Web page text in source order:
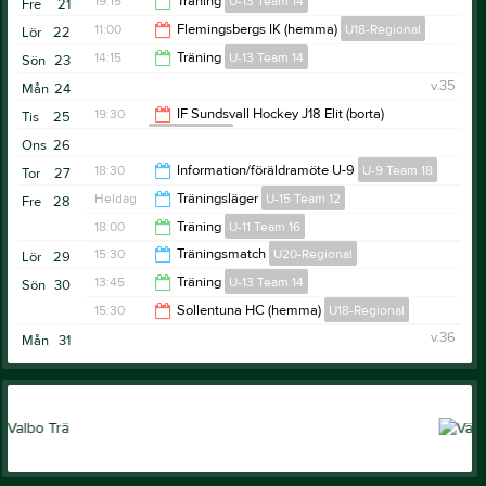
19:00
21
Fre
20:15
22
Lör 11:00 Flemingsbergs IK (hemma) U18-Regional
23
Sön 14:15 Träning U-13 Team 14
16:30
24
Mån
v.35
25
Tis 19:30
IF Sundsvall Hockey J18 Elit (borta)
21:30
26
Ons
27
Tor 18:30 Information/föräldramöte U-9 U-9 Team 18
20:00
28
Fre Heldag Träningsläger U-15 Team 12
18:00
Träning U-11 Team 16
19:00
29
Lör 15:30 Träningsmatch U20-Regional
17:30
30
Sön 13:45 Träning U-13 Team 14
15:30 Sollentuna HC (hemma) U18-Regional
17:30
31
Mån v.36